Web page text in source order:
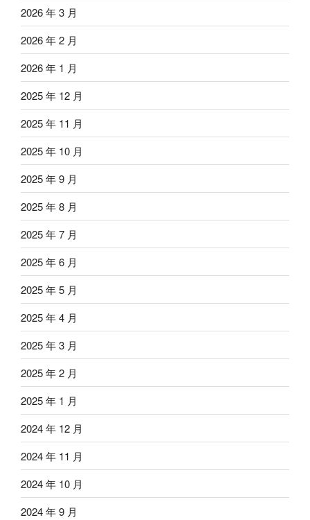
2026 年 3 月
2026 年 2 月
2026 年 1 月
2025 年 12 月
2025 年 11 月
2025 年 10 月
2025 年 9 月
2025 年 8 月
2025 年 7 月
2025 年 6 月
2025 年 5 月
2025 年 4 月
2025 年 3 月
2025 年 2 月
2025 年 1 月
2024 年 12 月
2024 年 11 月
2024 年 10 月
2024 年 9 月